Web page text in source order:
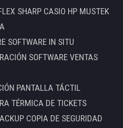
SHARP CASIO HP MUSTEK
SOFTWARE IN SITU
SOFTWARE VENTAS
PANTALLA TÁCTIL
TÉRMICA DE TICKETS
COPIA DE SEGURIDAD